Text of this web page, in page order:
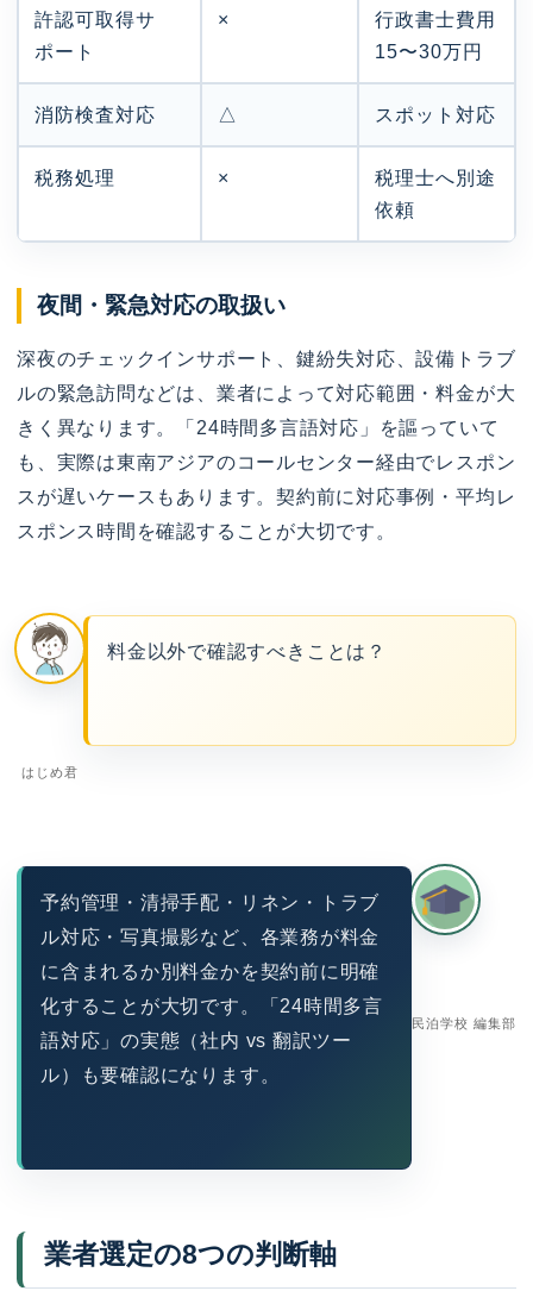
許認可取得サ
ポート
×
行政書士費用
15〜30万円
消防検査対応 △ スポット対応
税務処理 ×
税理士へ別途
依頼
夜間・緊急対応の取扱い
深夜のチェックインサポート、鍵紛失対応、設備トラブ
ルの緊急訪問などは、業者によって対応範囲・料金が大
きく異なります。「24時間多言語対応」を謳っていて
も、実際は東南アジアのコールセンター経由でレスポン
スが遅いケースもあります。契約前に対応事例・平均レ
スポンス時間を確認することが大切です。
はじめ君
料金以外で確認すべきことは？
民泊学校 編集部
予約管理・清掃手配・リネン・トラブ
ル対応・写真撮影など、各業務が料金
に含まれるか別料金かを契約前に明確
化することが大切です。「24時間多言
語対応」の実態（社内 vs 翻訳ツー
ル）も要確認になります。
業者選定の8つの判断軸